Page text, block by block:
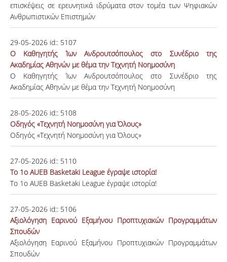
επισκέψεις σε ερευνητικά ιδρύματα στον τομέα των Ψηφιακών
Ανθρωπιστικών Επιστημών
29-05-2026 id:: 5107
Ο Καθηγητής Ίων Ανδρουτσόπουλος στο Συνέδριο της
Ακαδημίας Αθηνών με θέμα την Τεχνητή Νοημοσύνη
Ο Καθηγητής Ίων Ανδρουτσόπουλος στο Συνέδριο της
Ακαδημίας Αθηνών με θέμα την Τεχνητή Νοημοσύνη
28-05-2026 id:: 5108
Οδηγός «Τεχνητή Νοημοσύνη για Όλους»
Οδηγός «Τεχνητή Νοημοσύνη για Όλους»
27-05-2026 id:: 5110
Το 1ο AUEB Basketaki League έγραψε ιστορία!
Το 1ο AUEB Basketaki League έγραψε ιστορία!
27-05-2026 id:: 5106
Αξιολόγηση Εαρινού Εξαμήνου Προπτυχιακών Προγραμμάτων
Σπουδών
Αξιολόγηση Εαρινού Εξαμήνου Προπτυχιακών Προγραμμάτων
Σπουδών